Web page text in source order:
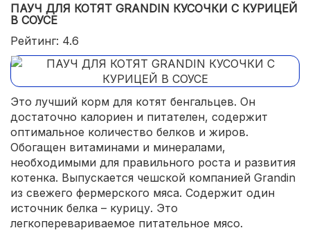
ПАУЧ ДЛЯ КОТЯТ GRANDIN КУСОЧКИ С КУРИЦЕЙ
В СОУСЕ
Рейтинг: 4.6
Это лучший корм для котят бенгальцев. Он
достаточно калориен и питателен, содержит
оптимальное количество белков и жиров.
Обогащен витаминами и минералами,
необходимыми для правильного роста и развития
котенка. Выпускается чешской компанией Grandin
из свежего фермерского мяса. Содержит один
источник белка – курицу. Это
легкоперевариваемое питательное мясо.